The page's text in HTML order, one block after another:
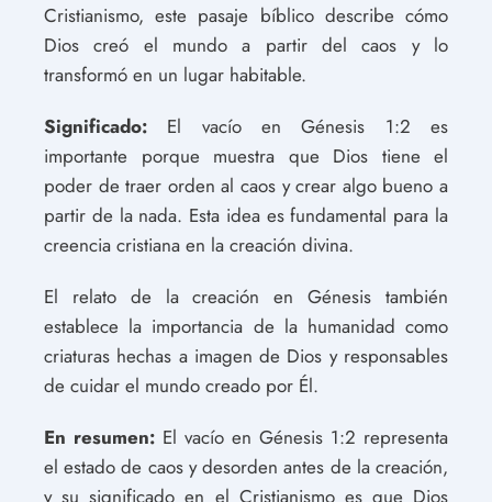
Cristianismo, este pasaje bíblico describe cómo
Dios creó el mundo a partir del caos y lo
transformó en un lugar habitable.
Significado: El vacío en Génesis 1:2 es
importante porque muestra que Dios tiene el
poder de traer orden al caos y crear algo bueno a
partir de la nada. Esta idea es fundamental para la
creencia cristiana en la creación divina.
El relato de la creación en Génesis también
establece la importancia de la humanidad como
criaturas hechas a imagen de Dios y responsables
de cuidar el mundo creado por Él.
En resumen: El vacío en Génesis 1:2 representa
el estado de caos y desorden antes de la creación,
y su significado en el Cristianismo es que Dios